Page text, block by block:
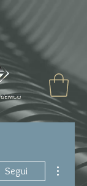
Segui
Altre